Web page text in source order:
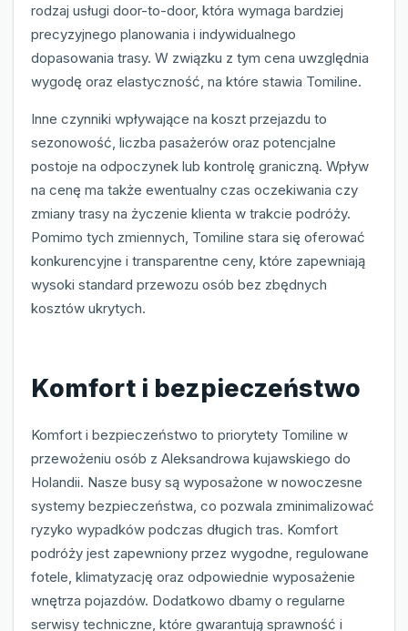
rodzaj usługi door-to-door, która wymaga bardziej
precyzyjnego planowania i indywidualnego
dopasowania trasy. W związku z tym cena uwzględnia
wygodę oraz elastyczność, na które stawia Tomiline.
Inne czynniki wpływające na koszt przejazdu to
sezonowość, liczba pasażerów oraz potencjalne
postoje na odpoczynek lub kontrolę graniczną. Wpływ
na cenę ma także ewentualny czas oczekiwania czy
zmiany trasy na życzenie klienta w trakcie podróży.
Pomimo tych zmiennych, Tomiline stara się oferować
konkurencyjne i transparentne ceny, które zapewniają
wysoki standard przewozu osób bez zbędnych
kosztów ukrytych.
Komfort i bezpieczeństwo
Komfort i bezpieczeństwo to priorytety Tomiline w
przewożeniu osób z Aleksandrowa kujawskiego do
Holandii. Nasze busy są wyposażone w nowoczesne
systemy bezpieczeństwa, co pozwala zminimalizować
ryzyko wypadków podczas długich tras. Komfort
podróży jest zapewniony przez wygodne, regulowane
fotele, klimatyzację oraz odpowiednie wyposażenie
wnętrza pojazdów. Dodatkowo dbamy o regularne
serwisy techniczne, które gwarantują sprawność i